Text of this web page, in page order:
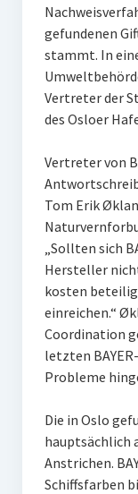
gefundenen
stammt. In
Vertreter der
des Osloer
Vertreter von
Tom Erik
„Sollten sich
Hersteller
kosten
einreichen.“
Coordination
letzten
Probleme
Die in Oslo
hauptsächlich
Anstrichen.
Schiffsfarben